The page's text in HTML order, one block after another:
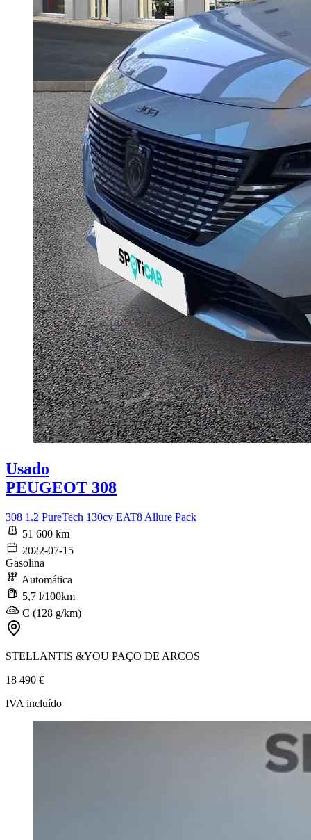
Usado
PEUGEOT 308
308 1.2 PureTech 130cv EAT8 Allure Pack
51 600 km
2022-07-15
Gasolina
Automática
5,7 l/100km
C (128 g/km)
STELLANTIS &YOU PAÇO DE ARCOS
18 490 €
IVA incluído